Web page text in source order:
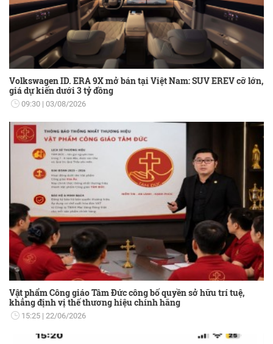
Volkswagen ID. ERA 9X mở bán tại Việt Nam: SUV EREV cỡ lớn,
giá dự kiến dưới 3 tỷ đồng
09:30 03/08/2026
Vật phẩm Công giáo Tâm Đức công bố quyền sở hữu trí tuệ,
khẳng định vị thế thương hiệu chính hãng
15:25 22/06/2026